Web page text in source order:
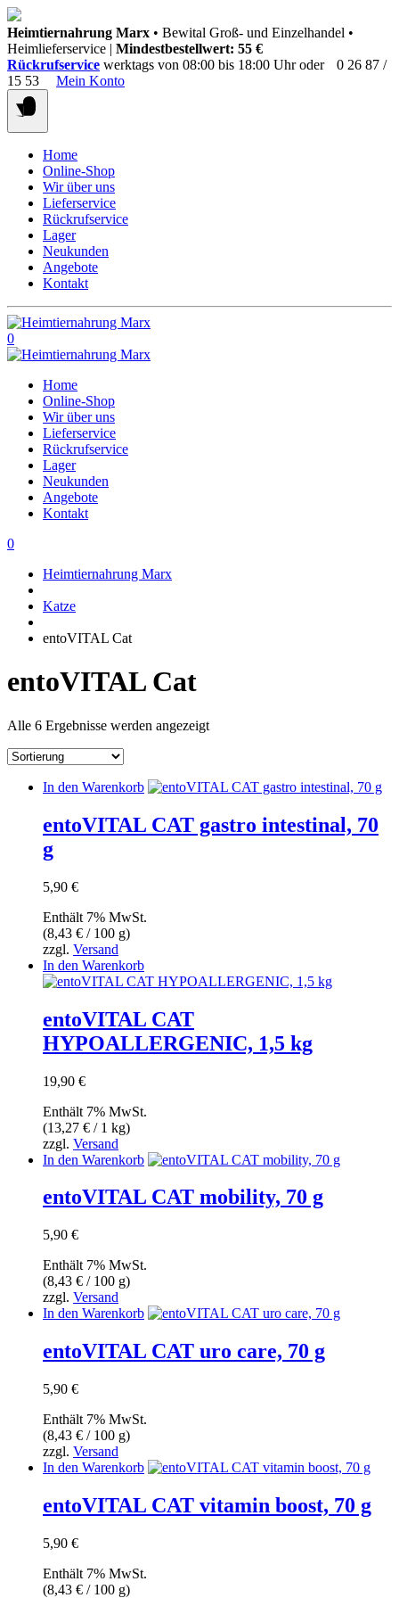
Springen
Sie
zum
Inhalt
Heimtiernahrung Marx • Bewital Groß- und Einzelhandel •
Heimlieferservice | Mindestbestellwert: 55 €
Rückrufservice werktags von 08:00 bis 18:00 Uhr oder
0 26 87 /
15 53
Mein Konto
Home
Online-Shop
Wir über uns
Lieferservice
Rückrufservice
Lager
Neukunden
Angebote
Kontakt
0
Home
Online-Shop
Wir über uns
Lieferservice
Rückrufservice
Lager
Neukunden
Angebote
Kontakt
0
Heimtiernahrung Marx
Katze
entoVITAL Cat
entoVITAL Cat
Alle 6 Ergebnisse werden angezeigt
In den Warenkorb
entoVITAL CAT gastro intestinal, 70
g
5,90 €
Enthält 7% MwSt.
(8,43 € / 100 g)
zzgl. Versand
In den Warenkorb
entoVITAL CAT
HYPOALLERGENIC, 1,5 kg
19,90 €
Enthält 7% MwSt.
(13,27 € / 1 kg)
zzgl. Versand
In den Warenkorb
entoVITAL CAT mobility, 70 g
5,90 €
Enthält 7% MwSt.
(8,43 € / 100 g)
zzgl. Versand
In den Warenkorb
entoVITAL CAT uro care, 70 g
5,90 €
Enthält 7% MwSt.
(8,43 € / 100 g)
zzgl. Versand
In den Warenkorb
entoVITAL CAT vitamin boost, 70 g
5,90 €
Enthält 7% MwSt.
(8,43 € / 100 g)